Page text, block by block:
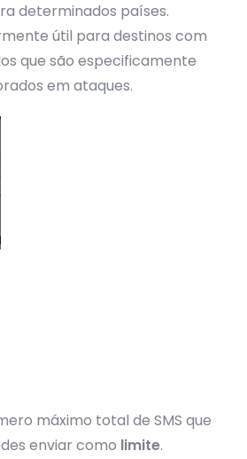
determinados países.
útil para destinos com
que são especificamente
em ataques.
máximo total de SMS que
enviar como limite.